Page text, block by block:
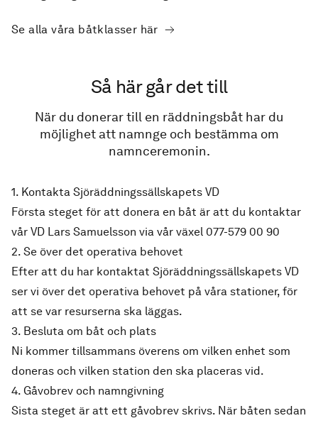
Se alla våra båtklasser här
Så här går det till
När du donerar till en räddningsbåt har du
möjlighet att namnge och bestämma om
namnceremonin.
1. Kontakta Sjöräddningssällskapets VD
Första steget för att donera en båt är att du kontaktar
vår VD Lars Samuelsson via vår växel 077-579 00 90
2. Se över det operativa behovet
Efter att du har kontaktat Sjöräddningssällskapets VD
ser vi över det operativa behovet på våra stationer, för
att se var resurserna ska läggas.
3. Besluta om båt och plats
Ni kommer tillsammans överens om vilken enhet som
doneras och vilken station den ska placeras vid.
4. Gåvobrev och namngivning
Sista steget är att ett gåvobrev skrivs. När båten sedan